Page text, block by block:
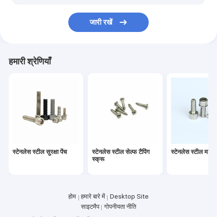
सीएनसी खराद मशीनिंग पार्ट्सजारी रखें
हमारी श्रेणियाँ
स्टेनलेस स्टील सुरक्षा पेंच
स्टेनलेस स्टील सेल्फ टैपिंग
स्क्रू
स्टेनलेस स्टील
होम हमारे बारे में
Desktop Site
साइटमैप
गोपनीयता नीति